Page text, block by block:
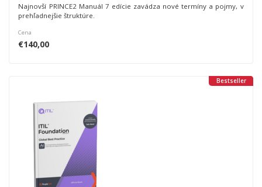
Najnovší PRINCE2 Manuál 7 edície zavádza nové termíny a pojmy, v
prehľadnejšie štruktúre.
Cena
€140,00
Akce
Bestseller